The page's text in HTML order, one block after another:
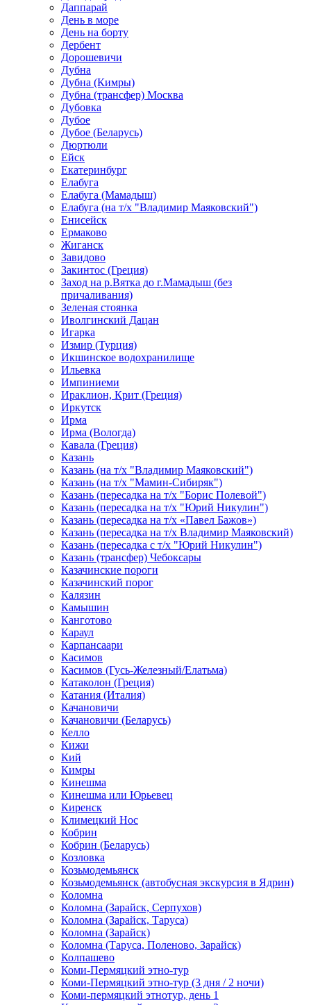
Даппарай
День в море
День на борту
Дербент
Дорошевичи
Дубна
Дубна (Кимры)
Дубна (трансфер) Москва
Дубовка
Дубое
Дубое (Беларусь)
Дюртюли
Ейск
Екатеринбург
Елабуга
Елабуга (Мамадыш)
Елабуга (на т/х "Владимир Маяковский")
Енисейск
Ермаково
Жиганск
Завидово
Закинтос (Греция)
Заход на р.Вятка до г.Мамадыш (без
причаливания)
Зеленая стоянка
Иволгинский Дацан
Игарка
Измир (Турция)
Икшинское водохранилище
Ильевка
Импиниеми
Ираклион, Крит (Греция)
Иркутск
Ирма
Ирма (Вологда)
Кавала (Греция)
Казань
Казань (на т/х "Владимир Маяковский")
Казань (на т/х "Мамин-Сибиряк")
Казань (пересадка на т/х "Борис Полевой")
Казань (пересадка на т/х "Юрий Никулин")
Казань (пересадка на т/х «Павел Бажов»)
Казань (пересадка на т/х Владимир Маяковский)
Казань (пересадка с т/х "Юрий Никулин")
Казань (трансфер) Чебоксары
Казачинские пороги
Казачинский порог
Калязин
Камышин
Канготово
Караул
Карпансаари
Касимов
Касимов (Гусь-Железный/Елатьма)
Катаколон (Греция)
Катания (Италия)
Качановичи
Качановичи (Беларусь)
Келло
Кижи
Кий
Кимры
Кинешма
Кинешма или Юрьевец
Киренск
Климецкий Нос
Кобрин
Кобрин (Беларусь)
Козловка
Козьмодемьянск
Козьмодемьянск (автобусная экскурсия в Ядрин)
Коломна
Коломна (Зарайск, Серпухов)
Коломна (Зарайск, Таруса)
Коломна (Зарайск)
Коломна (Таруса, Поленово, Зарайск)
Колпашево
Коми-Пермяцкий этно-тур
Коми-Пермяцкий этно-тур (3 дня / 2 ночи)
Коми-пермяцкий этнотур, день 1